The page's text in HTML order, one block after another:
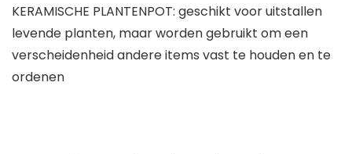
KERAMISCHE PLANTENPOT: geschikt voor uitstallen
levende planten, maar worden gebruikt om een ​​
verscheidenheid andere items vast te houden en te
ordenen